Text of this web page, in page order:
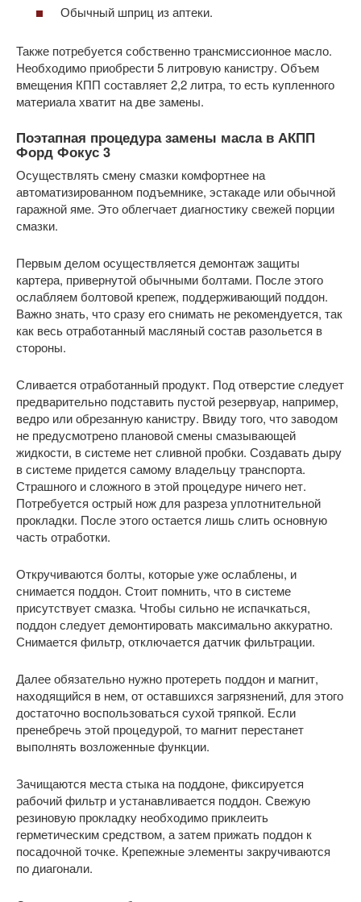
Обычный шприц из аптеки.
Также потребуется собственно трансмиссионное масло.
Необходимо приобрести 5 литровую канистру. Объем
вмещения КПП составляет 2,2 литра, то есть купленного
материала хватит на две замены.
Поэтапная процедура замены масла в АКПП
Форд Фокус 3
Осуществлять смену смазки комфортнее на
автоматизированном подъемнике, эстакаде или обычной
гаражной яме. Это облегчает диагностику свежей порции
смазки.
Первым делом осуществляется демонтаж защиты
картера, привернутой обычными болтами. После этого
ослабляем болтовой крепеж, поддерживающий поддон.
Важно знать, что сразу его снимать не рекомендуется, так
как весь отработанный масляный состав разольется в
стороны.
Сливается отработанный продукт. Под отверстие следует
предварительно подставить пустой резервуар, например,
ведро или обрезанную канистру. Ввиду того, что заводом
не предусмотрено плановой смены смазывающей
жидкости, в системе нет сливной пробки. Создавать дыру
в системе придется самому владельцу транспорта.
Страшного и сложного в этой процедуре ничего нет.
Потребуется острый нож для разреза уплотнительной
прокладки. После этого остается лишь слить основную
часть отработки.
Откручиваются болты, которые уже ослаблены, и
снимается поддон. Стоит помнить, что в системе
присутствует смазка. Чтобы сильно не испачкаться,
поддон следует демонтировать максимально аккуратно.
Снимается фильтр, отключается датчик фильтрации.
Далее обязательно нужно протереть поддон и магнит,
находящийся в нем, от оставшихся загрязнений, для этого
достаточно воспользоваться сухой тряпкой. Если
пренебречь этой процедурой, то магнит перестанет
выполнять возложенные функции.
Зачищаются места стыка на поддоне, фиксируется
рабочий фильтр и устанавливается поддон. Свежую
резиновую прокладку необходимо приклеить
герметическим средством, а затем прижать поддон к
посадочной точке. Крепежные элементы закручиваются
по диагонали.